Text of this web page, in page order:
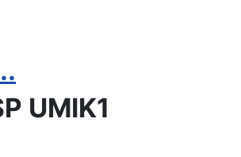
UMIK1